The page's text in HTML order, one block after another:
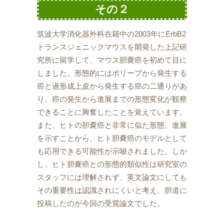
その２
筑波大学消化器外科在籍中の2003年にErbB2
トランスジェニックマウスを開発した上記研
究所に留学して、マウス胆嚢癌を初めて目に
しました。形態的にはポリープから発生する
癌と過形成上皮から発生する癌の二通りがあ
り、癌の発生から進展までの形態変化が観察
できることに興奮したことを覚えています。
また、ヒトの胆嚢癌と非常に似た形態、進展
を示すことから、ヒト胆嚢癌のモデルとして
も応用できる可能性が示唆されました。しか
し、ヒト胆嚢癌との形態的類似性は研究室の
スタッフには理解されず、英文論文にしても
その重要性は認識されにくいと考え、胆道に
投稿したのが今回の受賞論文でした。